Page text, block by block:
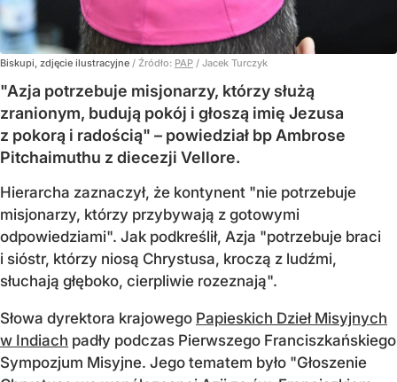
Biskupi, zdjęcie ilustracyjne / Źródło: PAP / Jacek Turczyk
"Azja potrzebuje misjonarzy, którzy służą
zranionym, budują pokój i głoszą imię Jezusa
z pokorą i radością" – powiedział bp Ambrose
Pitchaimuthu z diecezji Vellore.
Hierarcha zaznaczył, że kontynent "nie potrzebuje
misjonarzy, którzy przybywają z gotowymi
odpowiedziami". Jak podkreślił, Azja "potrzebuje braci
i sióstr, którzy niosą Chrystusa, kroczą z ludźmi,
słuchają głęboko, cierpliwie rozeznają".
Słowa dyrektora krajowego Papieskich Dzieł Misyjnych
w Indiach padły podczas Pierwszego Franciszkańskiego
Sympozjum Misyjne. Jego tematem było "Głoszenie